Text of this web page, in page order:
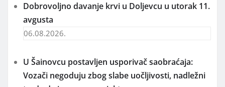
Dobrovoljno davanje krvi u Doljevcu u utorak 11.
avgusta
06.08.2026.
U Šainovcu postavljen usporivač saobraćaja:
Vozači negoduju zbog slabe uočljivosti, nadležni